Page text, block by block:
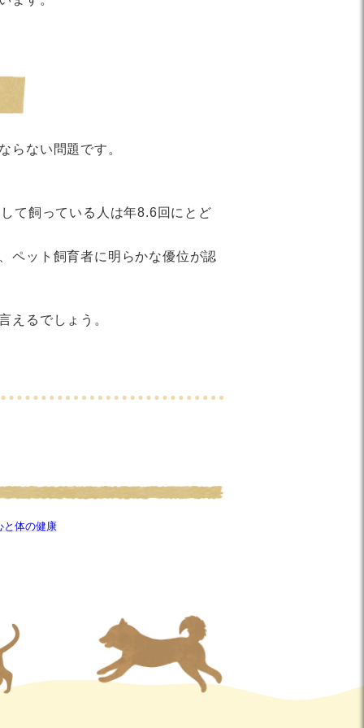
らない問題です。
て飼っている人は年8.6回にとど
ペット飼育者に明らかな優位が認
えるでしょう。
と体の健康